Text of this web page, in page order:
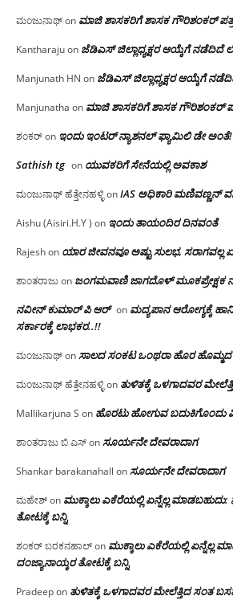
ಮಂಜುನಾಥ್on ಮಾಜಿ ಶಾಸಕರಿಗೆ ಶಾಸಕ ಗೌರಿಶಂಕರ್ ಪತ್ರ,
Kantharajuon ಜೆಡಿಎಸ್ ಜಿಲ್ಲಾಧ್ಯಕ್ಷರ ಆಯ್ಕೆಗೆ ನಡೆದಿದೆ
Manjunath HN on ಜೆಡಿಎಸ್ ಜಿಲ್ಲಾಧ್ಯಕ್ಷರ ಆಯ್ಕೆಗೆ
Manjunatha on ಮಾಜಿ ಶಾಸಕರಿಗೆ ಶಾಸಕ ಗೌರಿಶಂಕರ್
ಶಂಕರ್on ಇಂದು ಇಂಟರ್ ನ್ಯಾಶನಲ್ ಫ್ಯಾಮಿಲಿ ಡೇ ಅಂತೆ!
Sathish tg on ಯುವಕರಿಗೆ ಸೇನೆಯಲ್ಲಿ ಅವಕಾಶ
ಮಂಜುನಾಥ್ ಹೆತ್ತೇನಹಳ್ಳಿonIAS ಅಧಿಕಾರಿ ಮಣಿವಣ್ಣನ್
Aishu (Aisiri.H.Y ) on ಇಂದು ತಾಯಂದಿರ ದಿನವಂತೆ
Rajeshon ಯಾರ ಜೀವನವೂ ಅಷ್ಟು ಸುಲಭ, ಸರಾಗವಲ್ಲ
ಶಾಂತರಾಜುon ಜಂಗಮವಾಣಿ ಜಾಗದೊಳ್ ಮೂಕಪ್ರೇಕ್ಷಕ
ನವೀನ್ ಕುಮಾರ್ ಪಿ ಆರ್ on ಮದ್ಯಪಾನ ಆರೋಗ್ಯಕ್ಕೆ
ಸರ್ಕಾರಕ್ಕೆ ಲಾಭಕರ..!!
ಮಂಜುನಾಥ್onಸಾಲದ ಸಂಕಟ ಒಂಥರಾ ಹೊರ
ಮಂಜುನಾಥ್ ಹೆತ್ತೇನಹಳ್ಳಿon ತುಳಿತಕ್ಕೆ ಒಳಗಾದವರ
Mallikarjuna S on ಹೊರಟು ಹೋಗುವ ಬದುಕಿಗೊಂದು
ಶಾಂತರಾಜು ಬಿ ಎಸ್onಸೂರ್ಯನೇ ದೇವರಾದಾಗ
Shankar barakanahall onಸೂರ್ಯನೇ ದೇವರಾದಾಗ
ಮಹೇಶ್on ಮುಕ್ಕಾಲು ಎಕೆರೆಯಲ್ಲಿ ಏನ್ನೆಲ್ಲ‌
ತೋಟಕ್ಕೆ ಬನ್ನಿ
ಶಂಕರ್ ಬರಕನಹಾಲ್on ಮುಕ್ಕಾಲು ಎಕೆರೆಯಲ್ಲಿ ಏನ್ನೆಲ್ಲ‌
ದಂಜ್ಯಾನಾಯ್ಕರ ತೋಟಕ್ಕೆ ಬನ್ನಿ
Pradeepon ತುಳಿತಕ್ಕೆ ಒಳಗಾದವರ ಮೇಲೆತ್ತಿದ ಸಂತ